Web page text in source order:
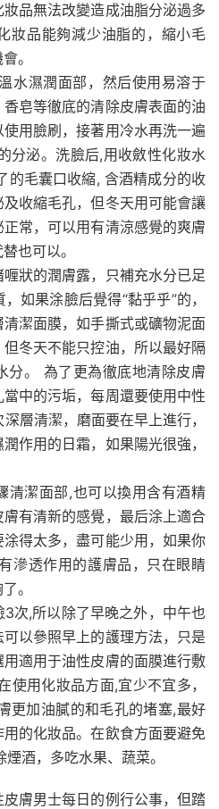
品無法改變造成油脂分泌過多
妝品能夠減少油脂的，縮小毛
。
水濕潤面部，然后使用易溶于
皂等徹底的清除皮膚表面的油
用臉刷，接著用冷水再洗一遍
分泌。洗臉后,用收斂性化妝水
的毛囊口收縮, 含酒精成分的收
收縮毛孔，但冬天用可能會讓
常，可以用有清涼感覺的爽膚
也可以。
狀的潤膚露，只補充水分已足
如果涂臉后覺得“黏乎乎”的，
潔面膜，如手撕式或礦物泥面
冬天不能只控油，所以最好隔
分。 為了更為徹底地清除皮膚
中的污垢，每周還要使用中性
層清潔，磨面要在早上進行，
作用的日霜，如果陽光很強，
清潔面部,也可以換用含有酒精
有清新的感覺，最后涂上適合
得太多，盡可能少用，如果你
滲透作用的護膚品，只在眼睛
。
次,所以除了早晚之外，中午也
以參照早上的護理方法，只是
適用于油性皮膚的面膜進行敷
使用化妝品方面,宜少不宜多，
更加油膩的和毛孔的堵塞,最好
的化妝品。在飲食方面要避免
酒，多吃水果、蔬菜。
膚男士每日的例行公事，但踏